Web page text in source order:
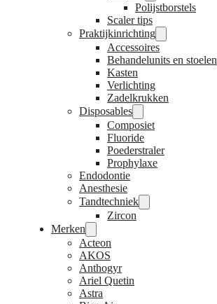
Polijstborstels
Scaler tips
Praktijkinrichting
Accessoires
Behandelunits en stoelen
Kasten
Verlichting
Zadelkrukken
Disposables
Composiet
Fluoride
Poederstraler
Prophylaxe
Endodontie
Anesthesie
Tandtechniek
Zircon
Merken
Acteon
AKOS
Anthogyr
Ariel Quetin
Astra